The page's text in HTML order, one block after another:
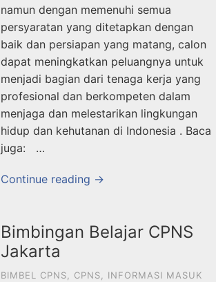
namun dengan memenuhi semua
persyaratan yang ditetapkan dengan
baik dan persiapan yang matang, calon
dapat meningkatkan peluangnya untuk
menjadi bagian dari tenaga kerja yang
profesional dan berkompeten dalam
menjaga dan melestarikan lingkungan
hidup dan kehutanan di Indonesia . Baca
juga: …
Continue reading →
Bimbingan Belajar CPNS
Jakarta
BIMBEL CPNS CPNS
INFORMASI MASUK